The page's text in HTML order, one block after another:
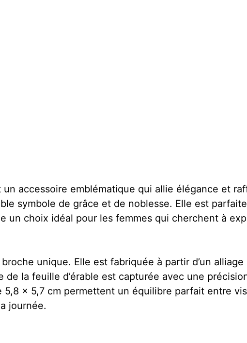
un accessoire emblématique qui allie élégance et
symbole de grâce et de noblesse. Elle est
un choix idéal pour les femmes qui cherchent à
unique. Elle est fabriquée à partir d’un
la feuille d’érable est capturée avec une
x 5,7 cm permettent un équilibre parfait entre
journée.